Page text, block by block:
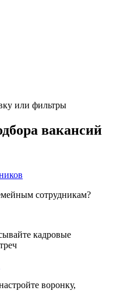
или фильтры
вакансий
сотрудникам?
кадровые
воронку,